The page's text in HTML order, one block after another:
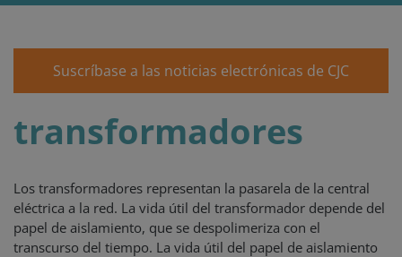
Suscríbase a las noticias electrónicas de CJC
transformadores
Los transformadores representan la pasarela de la central
eléctrica a la red. La vida útil del transformador depende del
papel de aislamiento, que se despolimeriza con el
transcurso del tiempo. La vida útil del papel de aislamiento